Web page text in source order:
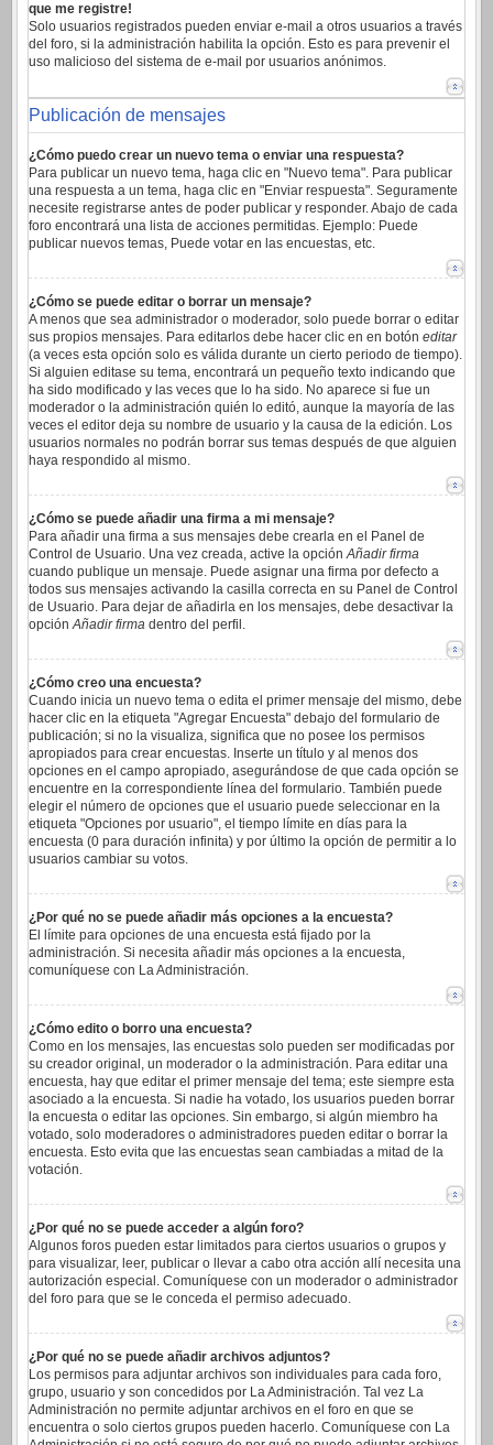
que me registre!
Solo usuarios registrados pueden enviar e-mail a otros usuarios a través
del foro, si la administración habilita la opción. Esto es para prevenir el
uso malicioso del sistema de e-mail por usuarios anónimos.
Publicación de mensajes
¿Cómo puedo crear un nuevo tema o enviar una respuesta?
Para publicar un nuevo tema, haga clic en "Nuevo tema". Para publicar
una respuesta a un tema, haga clic en "Enviar respuesta". Seguramente
necesite registrarse antes de poder publicar y responder. Abajo de cada
foro encontrará una lista de acciones permitidas. Ejemplo: Puede
publicar nuevos temas, Puede votar en las encuestas, etc.
¿Cómo se puede editar o borrar un mensaje?
A menos que sea administrador o moderador, solo puede borrar o editar
sus propios mensajes. Para editarlos debe hacer clic en en botón editar
(a veces esta opción solo es válida durante un cierto periodo de tiempo).
Si alguien editase su tema, encontrará un pequeño texto indicando que
ha sido modificado y las veces que lo ha sido. No aparece si fue un
moderador o la administración quién lo editó, aunque la mayoría de las
veces el editor deja su nombre de usuario y la causa de la edición. Los
usuarios normales no podrán borrar sus temas después de que alguien
haya respondido al mismo.
¿Cómo se puede añadir una firma a mi mensaje?
Para añadir una firma a sus mensajes debe crearla en el Panel de
Control de Usuario. Una vez creada, active la opciónAñadir firma
cuando publique un mensaje. Puede asignar una firma por defecto a
todos sus mensajes activando la casilla correcta en su Panel de Control
de Usuario. Para dejar de añadirla en los mensajes, debe desactivar la
opciónAñadir firma dentro del perfil.
¿Cómo creo una encuesta?
Cuando inicia un nuevo tema o edita el primer mensaje del mismo, debe
hacer clic en la etiqueta "Agregar Encuesta" debajo del formulario de
publicación; si no la visualiza, significa que no posee los permisos
apropiados para crear encuestas. Inserte un título y al menos dos
opciones en el campo apropiado, asegurándose de que cada opción se
encuentre en la correspondiente línea del formulario. También puede
elegir el número de opciones que el usuario puede seleccionar en la
etiqueta "Opciones por usuario", el tiempo límite en días para la
encuesta (0 para duración infinita) y por último la opción de permitir a lo
usuarios cambiar su votos.
¿Por qué no se puede añadir más opciones a la encuesta?
El límite para opciones de una encuesta está fijado por la
administración. Si necesita añadir más opciones a la encuesta,
comuníquese con La Administración.
¿Cómo edito o borro una encuesta?
Como en los mensajes, las encuestas solo pueden ser modificadas por
su creador original, un moderador o la administración. Para editar una
encuesta, hay que editar el primer mensaje del tema; este siempre esta
asociado a la encuesta. Si nadie ha votado, los usuarios pueden borrar
la encuesta o editar las opciones. Sin embargo, si algún miembro ha
votado, solo moderadores o administradores pueden editar o borrar la
encuesta. Esto evita que las encuestas sean cambiadas a mitad de la
votación.
¿Por qué no se puede acceder a algún foro?
Algunos foros pueden estar limitados para ciertos usuarios o grupos y
para visualizar, leer, publicar o llevar a cabo otra acción allí necesita una
autorización especial. Comuníquese con un moderador o administrador
del foro para que se le conceda el permiso adecuado.
¿Por qué no se puede añadir archivos adjuntos?
Los permisos para adjuntar archivos son individuales para cada foro,
grupo, usuario y son concedidos por La Administración. Tal vez La
Administración no permite adjuntar archivos en el foro en que se
encuentra o solo ciertos grupos pueden hacerlo. Comuníquese con La